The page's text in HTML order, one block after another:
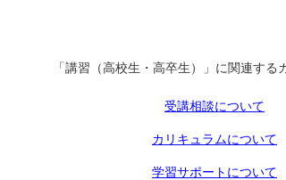
「講習（高校生・高卒生）」に関連する
受講相談について
カリキュラムについて
学習サポートについて